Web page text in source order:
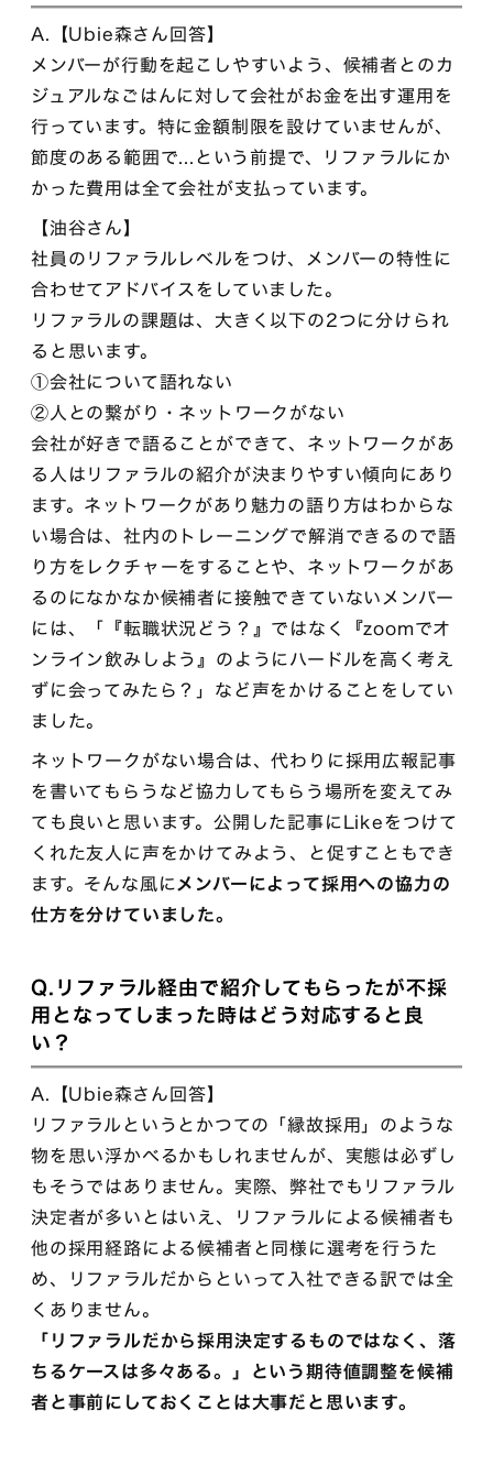
A.【Ubie森さん回答】
メンバーが行動を起こしやすいよう、候補者とのカ
ジュアルなごはんに対して会社がお金を出す運用を
行っています。特に金額制限を設けていませんが、
節度のある範囲で...という前提で、リファラルにか
かった費用は全て会社が支払っています。
【油谷さん】
社員のリファラルレベルをつけ、メンバーの特性に
合わせてアドバイスをしていました。
リファラルの課題は、大きく以下の2つに分けられ
ると思います。
①会社について語れない
②人との繋がり・ネットワークがない
会社が好きで語ることができて、ネットワークがあ
る人はリファラルの紹介が決まりやすい傾向にあり
ます。ネットワークがあり魅力の語り方はわからな
い場合は、社内のトレーニングで解消できるので語
り方をレクチャーをすることや、ネットワークがあ
るのになかなか候補者に接触できていないメンバー
には、「『転職状況どう？』ではなく『zoomでオ
ンライン飲みしよう』のようにハードルを高く考え
ずに会ってみたら？」など声をかけることをしてい
ました。
ネットワークがない場合は、代わりに採用広報記事
を書いてもらうなど協力してもらう場所を変えてみ
ても良いと思います。公開した記事にLikeをつけて
くれた友人に声をかけてみよう、と促すこともでき
ます。そんな風にメンバーによって採用への協力の
仕方を分けていました。
Q.リファラル経由で紹介してもらったが不採
用となってしまった時はどう対応すると良
い？
A.【Ubie森さん回答】
リファラルというとかつての「縁故採用」のような
物を思い浮かべるかもしれませんが、実態は必ずし
もそうではありません。実際、弊社でもリファラル
決定者が多いとはいえ、リファラルによる候補者も
他の採用経路による候補者と同様に選考を行うた
め、リファラルだからといって入社できる訳では全
くありません。
「リファラルだから採用決定するものではなく、落
ちるケースは多々ある。」という期待値調整を候補
者と事前にしておくことは大事だと思います。